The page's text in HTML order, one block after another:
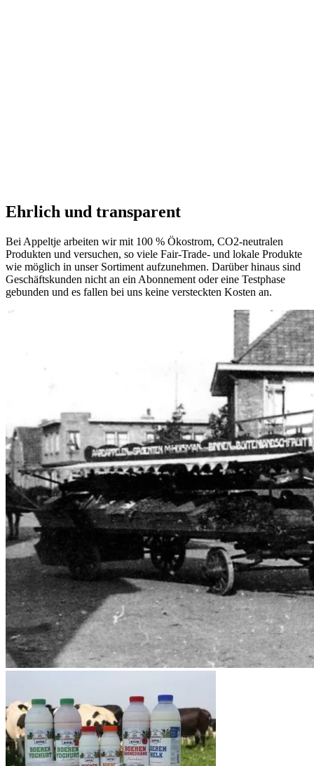
Ehrlich und transparent
Bei Appeltje arbeiten wir mit 100 % Ökostrom, CO2-neutralen
Produkten und versuchen, so viele Fair-Trade- und lokale Produkte
wie möglich in unser Sortiment aufzunehmen. Darüber hinaus sind
Geschäftskunden nicht an ein Abonnement oder eine Testphase
gebunden und es fallen bei uns keine versteckten Kosten an.